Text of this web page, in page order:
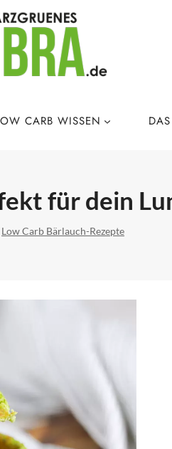
CARB WISSEN
für dein
Low Carb Bärlauch-Rezepte